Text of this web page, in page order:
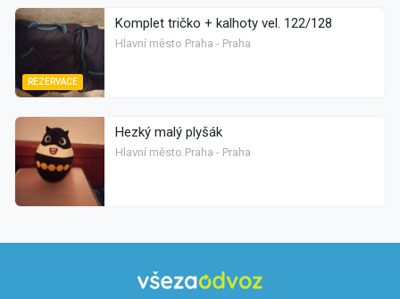
REZERVACE
Komplet tričko + kalhoty vel. 122/128
Hlavní město Praha - Praha
Hezký malý plyšák
Hlavní město Praha - Praha